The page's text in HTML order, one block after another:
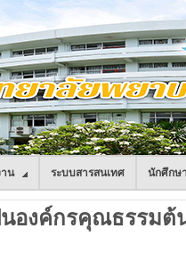
น ระบบสารสนเทศ นักศึกษ
องค์กรคุณธรรมต้น